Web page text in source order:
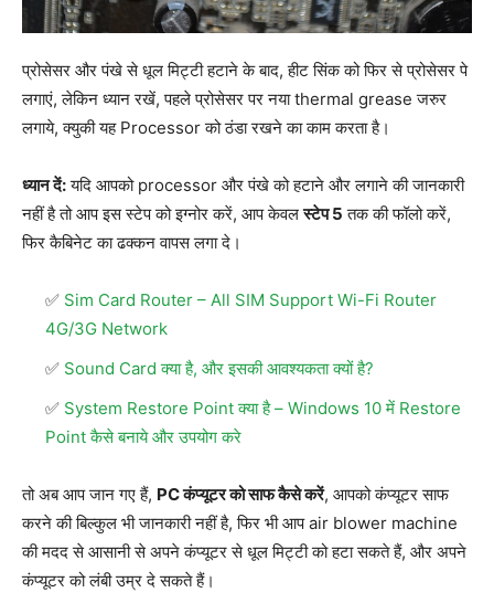
प्रोसेसर और पंखे से धूल मिट्टी हटाने के बाद, हीट सिंक को फिर से प्रोसेसर पे
लगाएं, लेकिन ध्यान रखें, पहले प्रोसेसर पर नया thermal grease जरुर
लगाये, क्युकी यह Processor को ठंडा रखने का काम करता है।
ध्यान दें:यदि आपको processor और पंखे को हटाने और लगाने की जानकारी
नहीं है तो आप इस स्टेप को इग्नोर करें, आप केवलस्टेप 5 तक की फॉलो करें,
फिर कैबिनेट का ढक्कन वापस लगा दे।
Sim Card Router – All SIM Support Wi-Fi Router
4G/3G Network
Sound Card क्या है, और इसकी आवश्यकता क्यों है?
System Restore Point क्या है – Windows 10 में Restore
Point कैसे बनाये और उपयोग करे
तो अब आप जान गए हैं, PC कंप्यूटर को साफ कैसे करें, आपको कंप्यूटर साफ
करने की बिल्कुल भी जानकारी नहीं है, फिर भी आप air blower machine
की मदद से आसानी से अपने कंप्यूटर से धूल मिट्टी को हटा सकते हैं, और अपने
कंप्यूटर को लंबी उम्र दे सकते हैं।